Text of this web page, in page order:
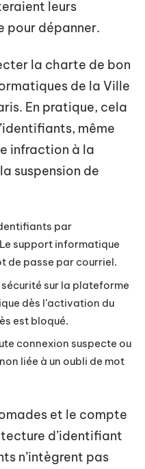
leurs
pour dépanner.
la charte de bon
de la Ville
En pratique, cela
même
infraction à la
suspension de
par
support informatique
de passe par courriel.
sur la plateforme
dès l’activation du
est bloqué.
connexion suspecte ou
liée à un oubli de mot
et le compte
d’identifiant
n’intègrent pas